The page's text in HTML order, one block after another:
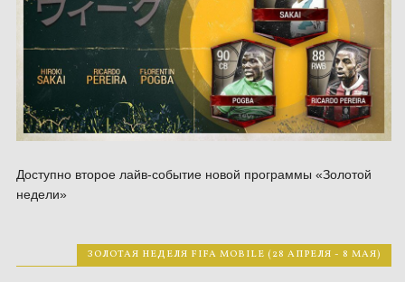
Доступно второе лайв-событие новой программы «Золотой
недели»
ЗОЛОТАЯ НЕДЕЛЯ FIFA MOBILE (28 АПРЕЛЯ - 8 МАЯ)